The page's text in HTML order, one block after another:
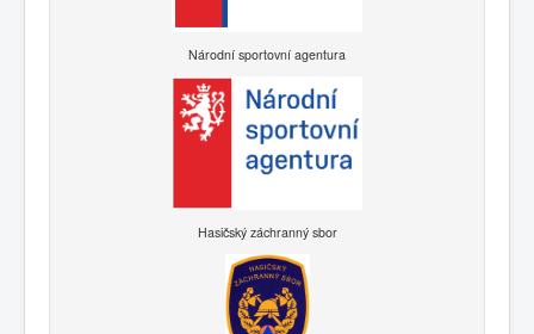
Národní sportovní agentura
Hasičský záchranný sbor